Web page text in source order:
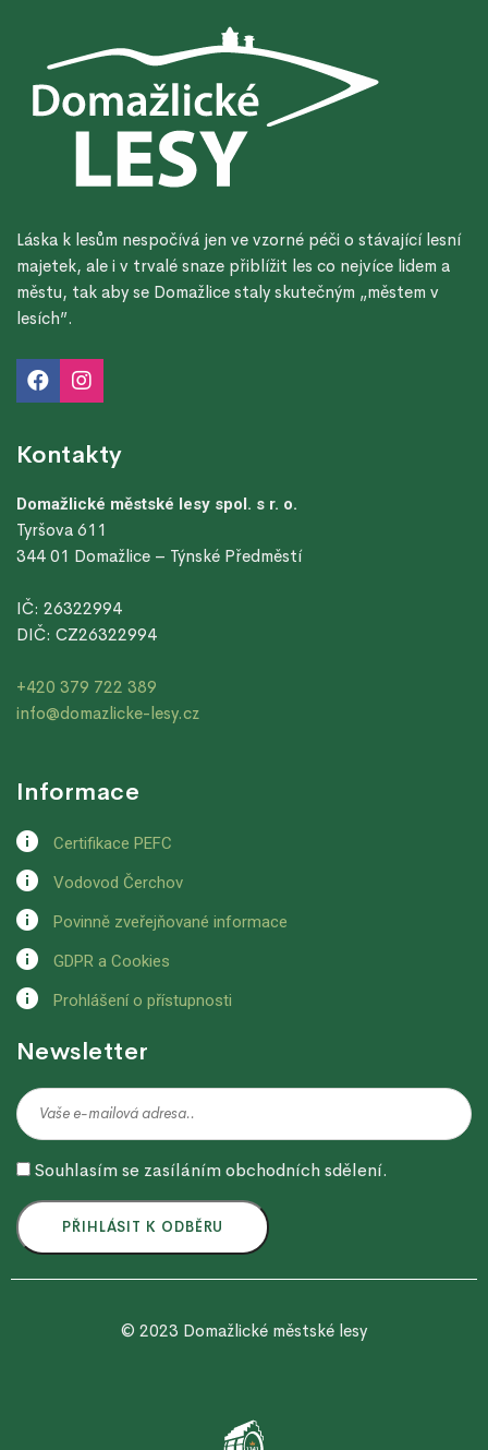
Láska k lesům nespočívá jen ve vzorné péči o stávající lesní
majetek, ale i v trvalé snaze přiblížit les co nejvíce lidem a
městu, tak aby se Domažlice staly skutečným „městem v
lesích”.
Kontakty
Domažlické městské lesy spol. s r. o.
Tyršova 611
344 01 Domažlice – Týnské Předměstí
IČ: 26322994
DIČ: CZ26322994
+420 379 722 389
info@domazlicke-lesy.cz
Informace
Certifikace PEFC
Vodovod Čerchov
Povinně zveřejňované informace
GDPR a Cookies
Prohlášení o přístupnosti
Newsletter
Souhlasím se zasíláním obchodních sdělení.
© 2023 Domažlické městské lesy